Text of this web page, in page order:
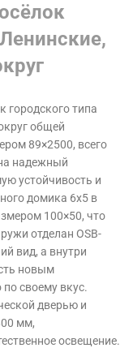
городского типа
общей
89×2500, всего
надежный
устойчивость и
домика 6х5 в
100×50, что
отделан OSB-
вид, а внутри
новым
своему вкус.
дверью и
мм,
освещение.